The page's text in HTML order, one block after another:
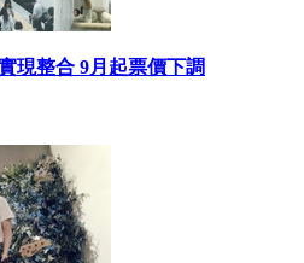
現整合 9月起票價下調